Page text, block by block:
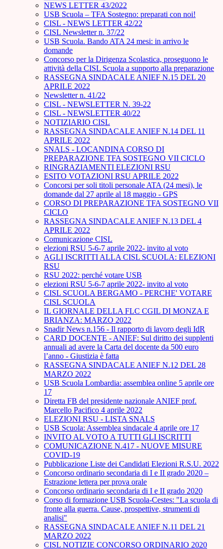
NEWS LETTER 43/2022
USB Scuola – TFA Sostegno: preparati con noi!
CISL - NEWS LETTER 42/22
CISL Newsletter n. 37/22
USB Scuola. Bando ATA 24 mesi: in arrivo le
domande
Concorso per la Dirigenza Scolastica, proseguono le
attività della CISL Scuola a supporto alla preparazione
RASSEGNA SINDACALE ANIEF N.15 DEL 20
APRILE 2022
Newsletter n. 41/22
CISL - NEWSLETTER N. 39-22
CISL - NEWSLETTER 40/22
NOTIZIARIO CISL
RASSEGNA SINDACALE ANIEF N.14 DEL 11
APRILE 2022
SNALS - LOCANDINA CORSO DI
PREPARAZIONE TFA SOSTEGNO VII CICLO
RINGRAZIAMENTI ELEZIONI RSU
ESITO VOTAZIONI RSU APRILE 2022
Concorsi per soli titoli personale ATA (24 mesi), le
domande dal 27 aprile al 18 maggio - GPS
CORSO DI PREPARAZIONE TFA SOSTEGNO VII
CICLO
RASSEGNA SINDACALE ANIEF N.13 DEL 4
APRILE 2022
Comunicazione CISL
elezioni RSU 5-6-7 aprile 2022- invito al voto
AGLI ISCRITTI ALLA CISL SCUOLA: ELEZIONI
RSU
RSU 2022: perché votare USB
elezioni RSU 5-6-7 aprile 2022- invito al voto
CISL SCUOLA BERGAMO - PERCHE' VOTARE
CISL SCUOLA
IL GIORNALE DELLA FLC CGIL DI MONZA E
BRIANZA: MARZO 2022
Snadir News n.156 - Il rapporto di lavoro degli IdR
CARD DOCENTE - ANIEF: Sul diritto dei supplenti
annuali ad avere la Carta del docente da 500 euro
l’anno - Giustizia è fatta
RASSEGNA SINDACALE ANIEF N.12 DEL 28
MARZO 2022
USB Scuola Lombardia: assemblea online 5 aprile ore
17
Diretta FB del presidente nazionale ANIEF prof.
Marcello Pacifico 4 aprile 2022
ELEZIONI RSU - LISTA SNALS
USB Scuola: Assemblea sindacale 4 aprile ore 17
INVITO AL VOTO A TUTTI GLI ISCRITTI
COMUNICAZIONE N.417 - NUOVE MISURE
COVID-19
Pubblicazione Liste dei Candidati Elezioni R.S.U. 2022
Concorso ordinario secondaria di I e II grado 2020 –
Estrazione lettera per prova orale
Concorso ordinario secondaria di I e II grado 2020
Corso di formazione USB Scuola-Cestes: "La scuola di
fronte alla guerra. Cause, prospettive, strumenti di
analisi"
RASSEGNA SINDACALE ANIEF N.11 DEL 21
MARZO 2022
CISL NOTIZIE CONCORSO ORDINARIO 2020